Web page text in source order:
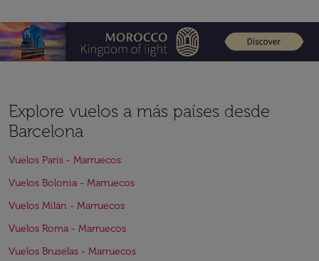
Explore vuelos a más países desde
Barcelona
Vuelos París - Marruecos
Vuelos Bolonia - Marruecos
Vuelos Milán - Marruecos
Vuelos Roma - Marruecos
Vuelos Bruselas - Marruecos